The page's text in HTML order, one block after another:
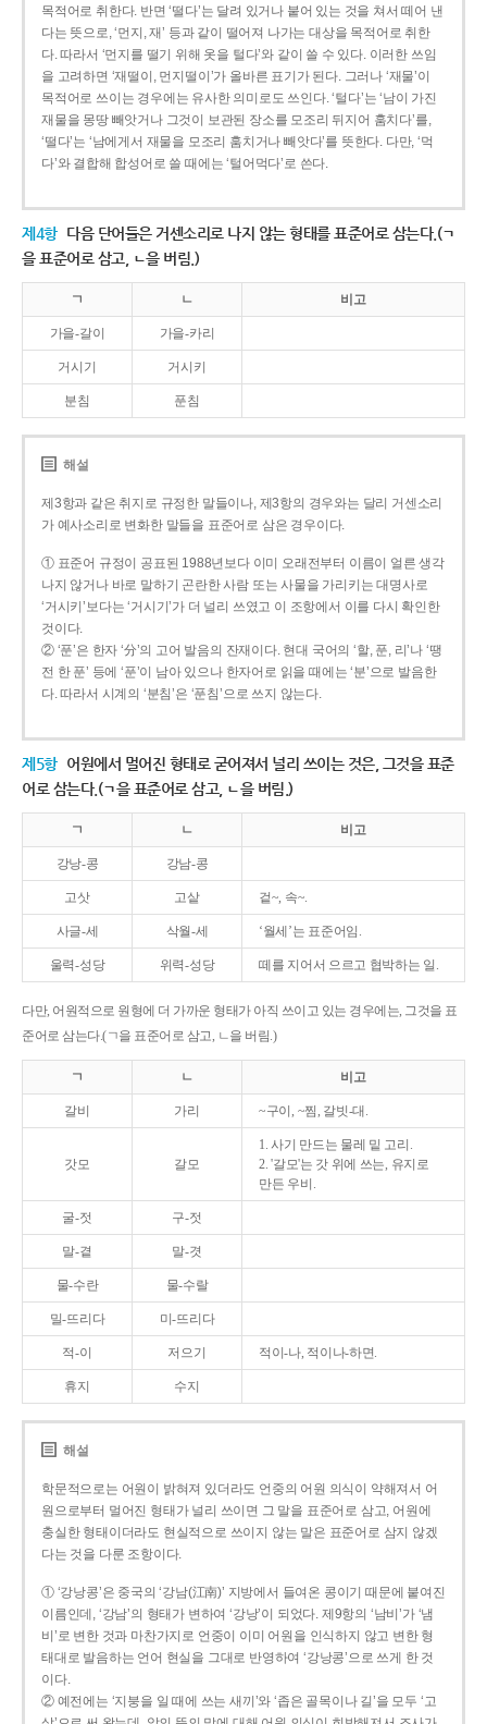
목적어로 취한다. 반면 ‘떨다’는 달려 있거나 붙어 있는 것을 쳐서 떼어 낸
다는 뜻으로, ‘먼지, 재’ 등과 같이 떨어져 나가는 대상을 목적어로 취한
다. 따라서 ‘먼지를 떨기 위해 옷을 털다’와 같이 쓸 수 있다. 이러한 쓰임
을 고려하면 ‘재떨이, 먼지떨이’가 올바른 표기가 된다. 그러나 ‘재물’이
목적어로 쓰이는 경우에는 유사한 의미로도 쓰인다. ‘털다’는 ‘남이 가진
재물을 몽땅 빼앗거나 그것이 보관된 장소를 모조리 뒤지어 훔치다’를,
‘떨다’는 ‘남에게서 재물을 모조리 훔치거나 빼앗다’를 뜻한다. 다만, ‘먹
다’와 결합해 합성어로 쓸 때에는 ‘털어먹다’로 쓴다.
제4항 다음 단어들은 거센소리로 나지 않는 형태를 표준어로 삼는다.(ㄱ
을 표준어로 삼고, ㄴ을 버림.)
ㄱ ㄴ 비고
가을-갈이 가을-카리
거시기 거시키
분침 푼침
해설
제3항과 같은 취지로 규정한 말들이나, 제3항의 경우와는 달리 거센소리
가 예사소리로 변화한 말들을 표준어로 삼은 경우이다.
① 표준어 규정이 공표된 1988년보다 이미 오래전부터 이름이 얼른 생각
나지 않거나 바로 말하기 곤란한 사람 또는 사물을 가리키는 대명사로
‘거시키’보다는 ‘거시기’가 더 널리 쓰였고 이 조항에서 이를 다시 확인한
것이다.
② ‘푼’은 한자 ‘分’의 고어 발음의 잔재이다. 현대 국어의 ‘할, 푼, 리’나 ‘땡
전 한 푼’ 등에 ‘푼’이 남아 있으나 한자어로 읽을 때에는 ‘분’으로 발음한
다. 따라서 시계의 ‘분침’은 ‘푼침’으로 쓰지 않는다.
제5항 어원에서 멀어진 형태로 굳어져서 널리 쓰이는 것은, 그것을 표준
어로 삼는다.(ㄱ을 표준어로 삼고, ㄴ을 버림.)
ㄱ ㄴ 비고
강낭-콩 강남-콩
고삿 고샅 겉~, 속~.
사글-세 삭월-세 ‘월세’는 표준어임.
울력-성당 위력-성당 떼를 지어서 으르고 협박하는 일.
다만, 어원적으로 원형에 더 가까운 형태가 아직 쓰이고 있는 경우에는, 그것을 표
준어로 삼는다.(ㄱ을 표준어로 삼고, ㄴ을 버림.)
ㄱ ㄴ 비고
갈비 가리 ~구이, ~찜, 갈빗-대.
갓모 갈모
1. 사기 만드는 물레 밑 고리.
2. '갈모'는 갓 위에 쓰는, 유지로
만든 우비.
굴-젓 구-젓
말-곁 말-겻
물-수란 물-수랄
밀-뜨리다 미-뜨리다
적-이 저으기 적이-나, 적이나-하면.
휴지 수지
해설
학문적으로는 어원이 밝혀져 있더라도 언중의 어원 의식이 약해져서 어
원으로부터 멀어진 형태가 널리 쓰이면 그 말을 표준어로 삼고, 어원에
충실한 형태이더라도 현실적으로 쓰이지 않는 말은 표준어로 삼지 않겠
다는 것을 다룬 조항이다.
① ‘강낭콩’은 중국의 ‘강남(江南)’ 지방에서 들여온 콩이기 때문에 붙여진
이름인데, ‘강남’의 형태가 변하여 ‘강낭’이 되었다. 제9항의 ‘남비’가 ‘냄
비’로 변한 것과 마찬가지로 언중이 이미 어원을 인식하지 않고 변한 형
태대로 발음하는 언어 현실을 그대로 반영하여 ‘강낭콩’으로 쓰게 한 것
이다.
② 예전에는 ‘지붕을 일 때에 쓰는 새끼’와 ‘좁은 골목이나 길’을 모두 ‘고